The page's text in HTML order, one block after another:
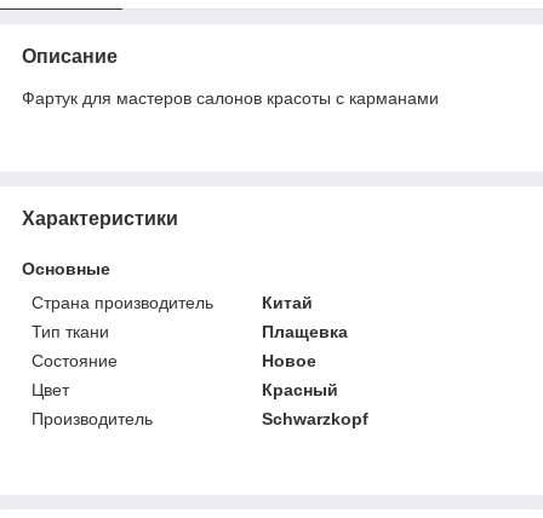
Описание
Фартук для мастеров салонов красоты с карманами
Характеристики
Основные
Страна производитель
Китай
Тип ткани
Плащевка
Состояние
Новое
Цвет
Красный
Производитель
Schwarzkopf